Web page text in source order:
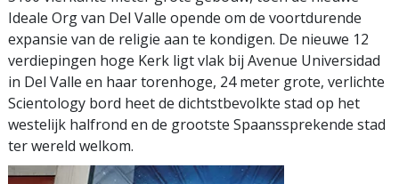
Ideale Org van Del Valle opende om de voortdurende
expansie van de religie aan te kondigen. De nieuwe 12
verdiepingen hoge Kerk ligt vlak bij Avenue Universidad
in Del Valle en haar torenhoge, 24 meter grote, verlichte
Scientology bord heet de dichtstbevolkte stad op het
westelijk halfrond en de grootste Spaanssprekende stad
ter wereld welkom.